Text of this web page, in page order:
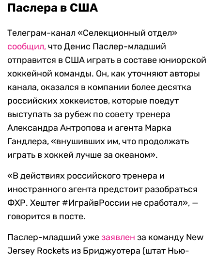
Паслера в США
Телеграм-канал «Селекционный отдел»
сообщил,что Денис Паслер-младший
отправится в США играть в составе юниорской
хоккейной команды. Он, как уточняют авторы
канала, оказался в компании более десятка
российских хоккеистов, которые поедут
выступать за рубеж по совету тренера
Александра Антропова и агента Марка
Гандлера, «внушивших им, что продолжать
играть в хоккей лучше за океаном».
«В действиях российского тренера и
иностранного агента предстоит разобраться
ФХР. Хештег #ИграйвРоссии не сработал», —
говорится в посте.
Паслер-младший ужезаявлен за команду New
Jersey Rockets из Бриджуотера (штат Нью-